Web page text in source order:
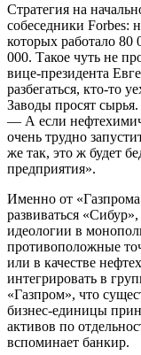
Стратегия на
собеседники Forbes:
которых работало
000. Такое чуть не
вице-президента
разбегаться, кто-то
Заводы просят
— А если
очень трудно
же так, это ж будет
предприятия».
Именно от
развиваться
идеологии в
противоположные
или в качестве
интегрировать в
«Газпром», что
бизнес-единицы
активов по
вспоминает банкир.